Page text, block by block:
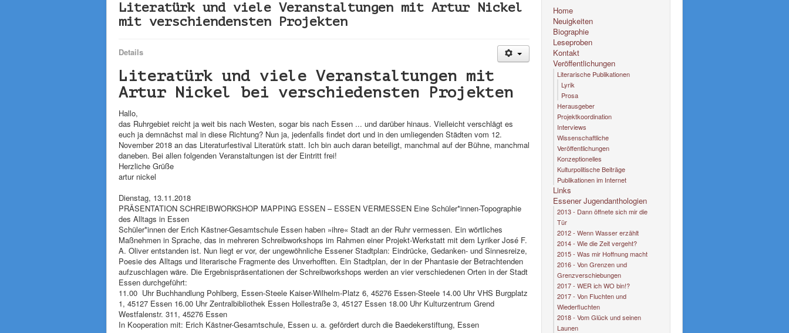
Literatürk und viele Veranstaltungen mit Artur Nickel
mit verschiendensten Projekten
Details
Literatürk und viele Veranstaltungen mit
Artur Nickel bei verschiedensten Projekten
Hallo,
das Ruhrgebiet reicht ja weit bis nach Westen, sogar bis nach Essen ... und darüber hinaus. Vielleicht verschlägt es
euch ja demnächst mal in diese Richtung? Nun ja, jedenfalls findet dort und in den umliegenden Städten vom 12.
November 2018 an das Literaturfestival Literatürk statt. Ich bin auch daran beteiligt, manchmal auf der Bühne, manchmal
daneben. Bei allen folgenden Veranstaltungen ist der Eintritt frei!
Herzliche Grüße
artur nickel
Dienstag, 13.11.2018
PRÄSENTATION SCHREIBWORKSHOP MAPPING ESSEN – ESSEN VERMESSEN Eine Schüler*innen-Topographie
des Alltags in Essen
Schüler*innen der Erich Kästner-Gesamtschule Essen haben »ihre« Stadt an der Ruhr vermessen. Ein wörtliches
Maßnehmen in Sprache, das in mehreren Schreibworkshops im Rahmen einer Projekt-Werkstatt mit dem Lyriker José F.
A. Oliver entstanden ist. Nun liegt er vor, der ungewöhnliche Essener Stadtplan: Eindrücke, Gedanken- und Sinnesreize,
Poesie des Alltags und literarische Fragmente des Unverhofften. Ein Stadtplan, der in der Phantasie der Betrachtenden
aufzuschlagen wäre. Die Ergebnispräsentationen der Schreibworkshops werden an vier verschiedenen Orten in der Stadt
Essen durchgeführt:
11.00 Uhr Buchhandlung Pohlberg, Essen-Steele Kaiser-Wilhelm-Platz 6, 45276 Essen-Steele 14.00 Uhr VHS Burgplatz
1, 45127 Essen 16.00 Uhr Zentralbibliothek Essen Hollestraße 3, 45127 Essen 18.00 Uhr Kulturzentrum Grend
Westfalenstr. 311, 45276 Essen
In Kooperation mit: Erich Kästner-Gesamtschule, Essen u. a. gefördert durch die Baedekerstiftung, Essen
Home
Neuigkeiten
Biographie
Leseproben
Kontakt
Veröffentlichungen
Literarische Publikationen
Lyrik
Prosa
Herausgeber
Projektkoordination
Interviews
Wissenschaftliche
Veröffentlichungen
Konzeptionelles
Kulturpolitische Beiträge
Publikationen im Internet
Links
Essener Jugendanthologien
2013 - Dann öffnete sich mir die
Tür
2012 - Wenn Wasser erzählt
2014 - Wie die Zeit vergeht?
2015 - Was mir Hoffnung macht
2016 - Von Grenzen und
Grenzverschiebungen
2017 - WER ich WO bin!?
2017 - Von Fluchten und
Wiederfluchten
2018 - Vom Glück und seinen
Launen